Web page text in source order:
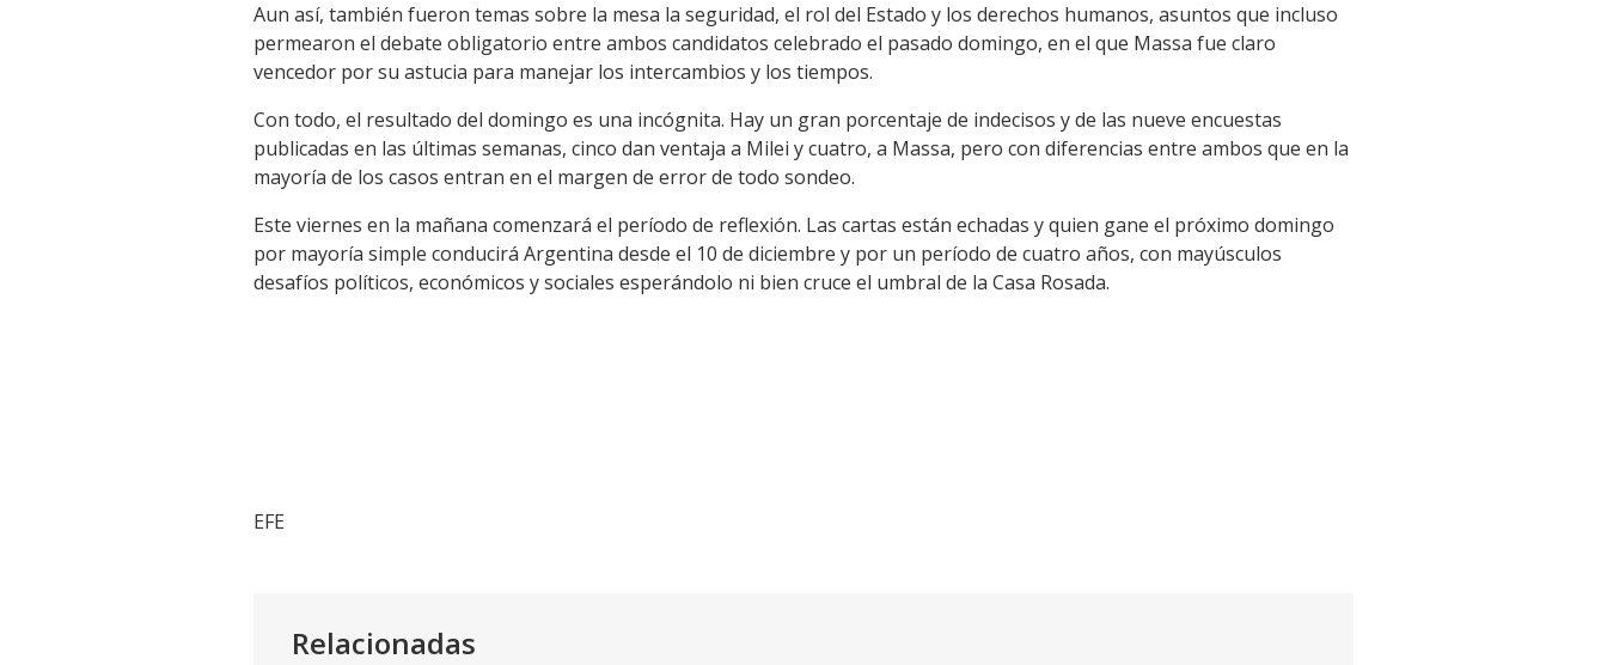
Aun así, también fueron temas sobre la mesa la seguridad, el rol del Estado y los derechos humanos, asuntos que incluso
permearon el debate obligatorio entre ambos candidatos celebrado el pasado domingo, en el que Massa fue claro
vencedor por su astucia para manejar los intercambios y los tiempos.
Con todo, el resultado del domingo es una incógnita. Hay un gran porcentaje de indecisos y de las nueve encuestas
publicadas en las últimas semanas, cinco dan ventaja a Milei y cuatro, a Massa, pero con diferencias entre ambos que en la
mayoría de los casos entran en el margen de error de todo sondeo.
Este viernes en la mañana comenzará el período de reflexión. Las cartas están echadas y quien gane el próximo domingo
por mayoría simple conducirá Argentina desde el 10 de diciembre y por un período de cuatro años, con mayúsculos
desafíos políticos, económicos y sociales esperándolo ni bien cruce el umbral de la Casa Rosada.
EFE
Relacionadas